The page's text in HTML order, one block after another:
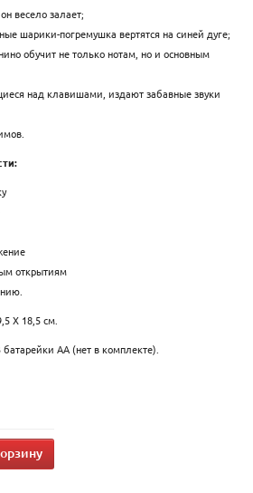
весело залает;
шарики-погремушка вертятся на синей дуге;
обучит не только нотам, но и основным
над клавишами, издают забавные звуки
открытиям
Х 18,5 см.
АА (нет в комплекте).